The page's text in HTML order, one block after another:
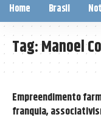
Home Brasil
Tag:Manoel
Empreendimento
franquia,